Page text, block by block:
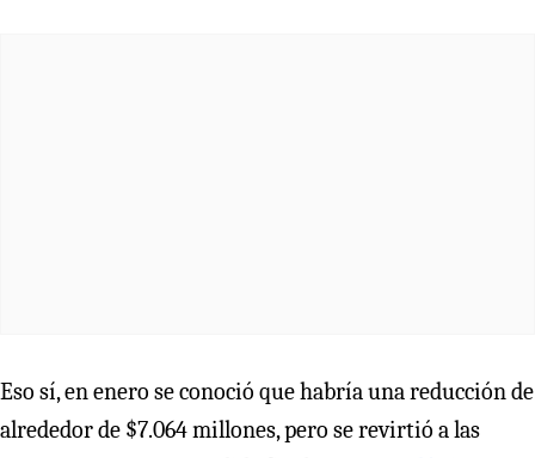
Eso sí, en enero se conoció que habría una reducción de
alrededor de $7.064 millones, pero se revirtió a las